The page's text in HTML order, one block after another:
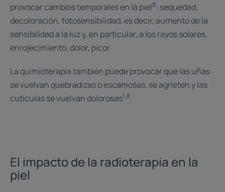
provocar cambios temporales en la piel8: sequedad,
decoloración, fotosensibilidad, es decir, aumento de la
sensibilidad a la luz y, en particular, a los rayos solares,
enrojecimiento, dolor, picor
La quimioterapia también puede provocar que las uñas
se vuelvan quebradizas o escamosas, se agrieten y las
cutículas se vuelvan dolorosas1,8.
El impacto de la radioterapia en la
piel